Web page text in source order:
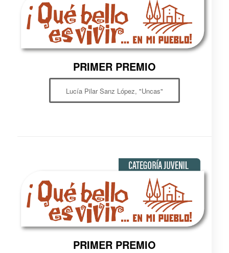
PRIMER PREMIO
Lucía Pilar Sanz López, "Uncas"
PRIMER PREMIO